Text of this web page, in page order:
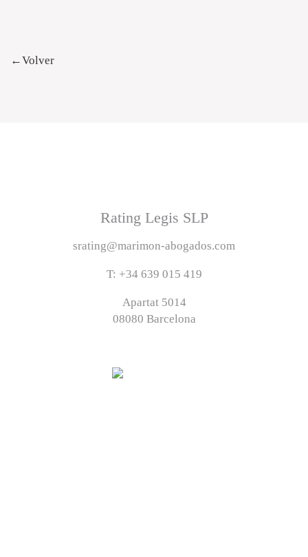
←Volver
Rating Legis SLP
srating@marimon-abogados.com
T: +34 639 015 419
Apartat 5014
08080 Barcelona